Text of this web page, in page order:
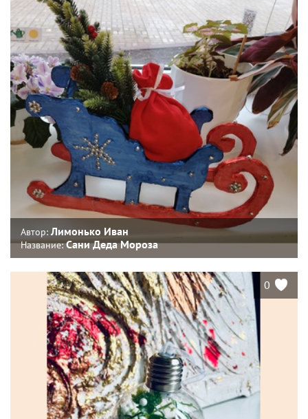
Автор: Лимонько Иван
Название:Сани Деда Мороза
0